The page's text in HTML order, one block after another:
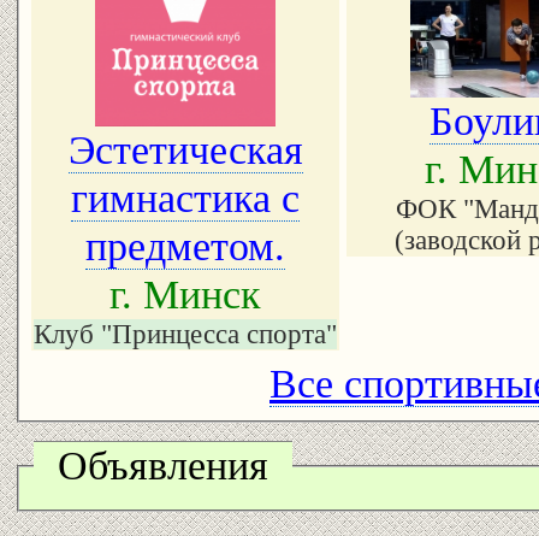
Эстетическая
гимнастика с
предметом.
г. Минск
Клуб "Принцесса спорта"
г.
ФОК
(заводской
Все
Объявления